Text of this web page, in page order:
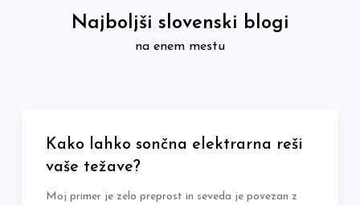
Najboljši slovenski blogi
na enem mestu
Kako lahko sončna elektrarna reši
vaše težave?
Moj primer je zelo preprost in seveda je povezan z